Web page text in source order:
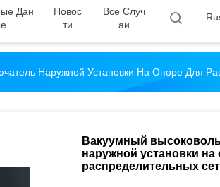
Дан
Новос
Ти
Все Случ
Аи
Наружной Установки На Опоре Для
Вакуумный
наружной установки на
распределительных